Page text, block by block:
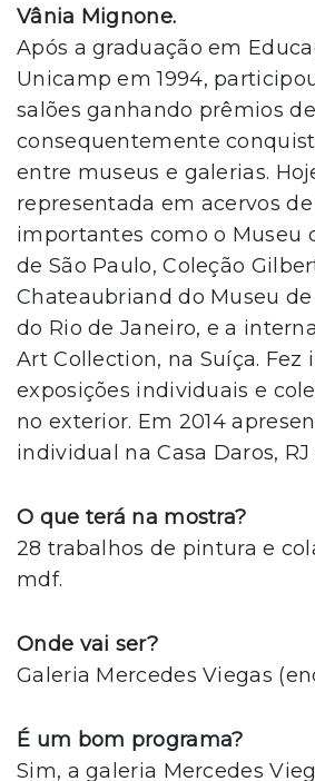
Vânia Mignone.
Após a graduação em
Unicamp em 1994,
salões ganhando prêmios
consequentemente
entre museus e galerias.
representada em acervos
importantes como o Museu
de São Paulo, Coleção
Chateaubriand do Museu
do Rio de Janeiro, e a
Art Collection, na Suíça. Fez
exposições individuais e
no exterior. Em 2014
individual na Casa Daros, RJ
O que terá na mostra?
28 trabalhos de pintura e
mdf.
Onde vai ser?
Galeria Mercedes Viegas
É um bom programa?
Sim, a galeria Mercedes